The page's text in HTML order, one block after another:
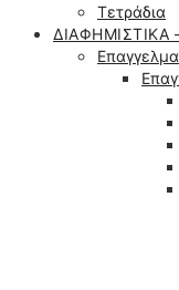
Τετράδια
ΔΙΑΦΗΜΙΣΤΙΚΆ